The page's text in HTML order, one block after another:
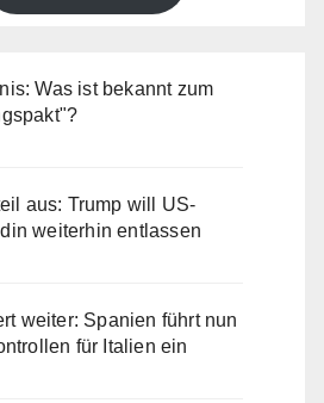
Was ist bekannt zum
aus: Trump will US-
weiterhin entlassen
weiter: Spanien führt nun
für Italien ein